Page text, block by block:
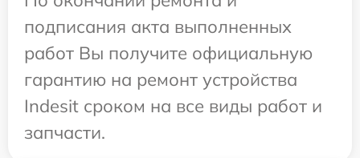
подписания акта выполненных
работ Вы получите официальную
гарантию на ремонт устройства
Indesit сроком на все виды работ и
запчасти.